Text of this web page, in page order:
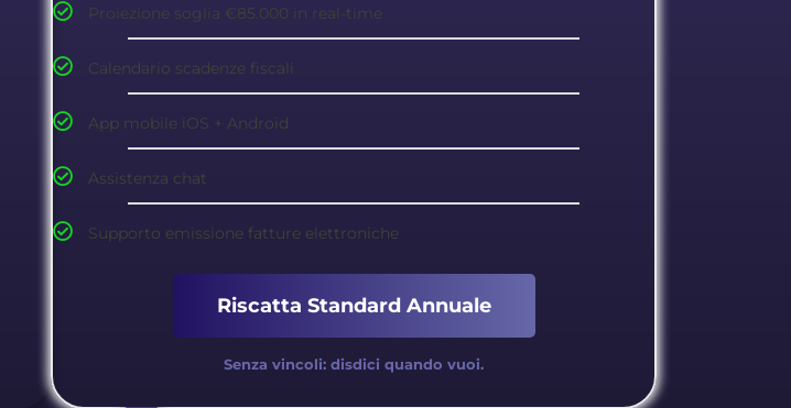
Proiezione soglia €85.000 in real-time
Calendario scadenze fiscali
App mobile iOS + Android
Assistenza chat
Supporto emissione fatture elettroniche
Riscatta Standard Annuale
Senza vincoli: disdici quando vuoi.